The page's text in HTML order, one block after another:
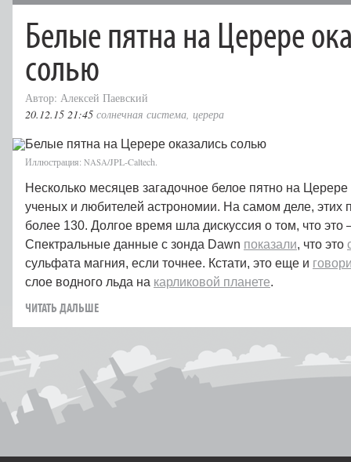
Белые пятна на Церере
солью
Автор: Алексей Паевский
20.12.15 21:45 солнечная система, церера
Иллюстрация: NASA/JPL-Caltech.
Несколько месяцев загадочное белое пятно на
ученых и любителей астрономии. На самом деле, этих
более 130. Долгое время шла дискуссия о том, что это
Спектральные данные с зонда Dawn показали, что это
сульфата магния, если точнее. Кстати, это еще и
слое водного льда на карликовой планете.
ЧИТАТЬ ДАЛЬШЕ